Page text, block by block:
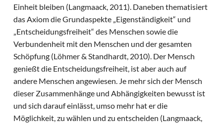
Einheit bleiben (Langmaack, 2011). Daneben thematisiert
das Axiom die Grundaspekte „Eigenständigkeit“ und
„Entscheidungsfreiheit“ des Menschen sowie die
Verbundenheit mit den Menschen und der gesamten
Schöpfung (Löhmer & Standhardt, 2010). Der Mensch
genießt die Entscheidungsfreiheit, ist aber auch auf
andere Menschen angewiesen. Je mehr sich der Mensch
dieser Zusammenhänge und Abhängigkeiten bewusst ist
und sich darauf einlässt, umso mehr hat er die
Möglichkeit, zu wählen und zu entscheiden (Langmaack,